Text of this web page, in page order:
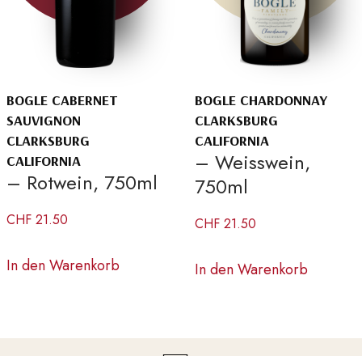
BOGLE CABERNET
SAUVIGNON
CLARKSBURG
CALIFORNIA
– Rotwein, 750ml
CHF 21.50
In den Warenkorb
BOGLE CHARDONNAY
CLARKSBURG
CALIFORNIA
– Weisswein,
750ml
CHF21.50
In den Warenkorb